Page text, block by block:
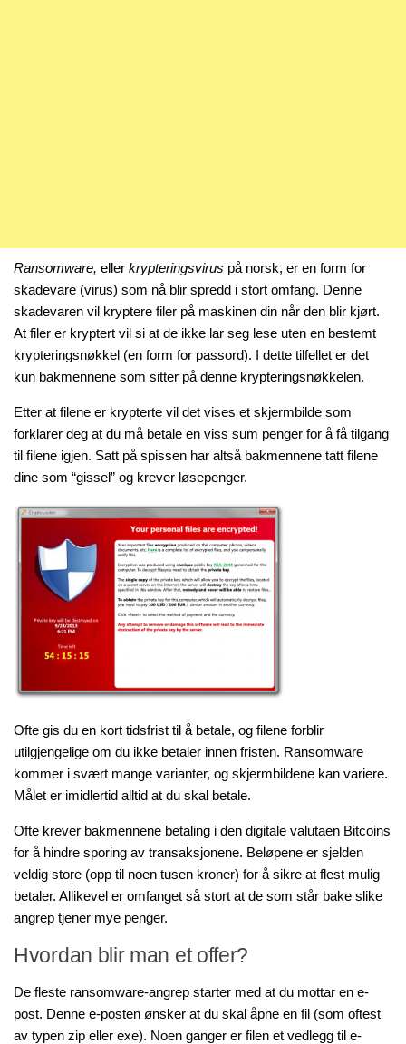
Ransomware, eller krypteringsvirus på norsk, er en form for
skadevare (virus) som nå blir spredd i stort omfang. Denne
skadevaren vil kryptere filer på maskinen din når den blir kjørt.
At filer er kryptert vil si at de ikke lar seg lese uten en bestemt
krypteringsnøkkel (en form for passord). I dette tilfellet er det
kun bakmennene som sitter på denne krypteringsnøkkelen.
Etter at filene er krypterte vil det vises et skjermbilde som
forklarer deg at du må betale en viss sum penger for å få tilgang
til filene igjen. Satt på spissen har altså bakmennene tatt filene
dine som “gissel” og krever løsepenger.
Ofte gis du en kort tidsfrist til å betale, og filene forblir
utilgjengelige om du ikke betaler innen fristen. Ransomware
kommer i svært mange varianter, og skjermbildene kan variere.
Målet er imidlertid alltid at du skal betale.
Ofte krever bakmennene betaling i den digitale valutaen Bitcoins
for å hindre sporing av transaksjonene. Beløpene er sjelden
veldig store (opp til noen tusen kroner) for å sikre at flest mulig
betaler. Allikevel er omfanget så stort at de som står bake slike
angrep tjener mye penger.
Hvordan blir man et offer?
De fleste ransomware-angrep starter med at du mottar en e-
post. Denne e-posten ønsker at du skal åpne en fil (som oftest
av typen zip eller exe). Noen ganger er filen et vedlegg til e-